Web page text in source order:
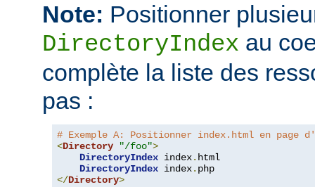
Note: Positionner
DirectoryIndex au
complète la liste des
pas :
# Exemple A: Positionner index.html en page
<Directory "/foo">
DirectoryIndex index. html
DirectoryIndex index.
</Directory>